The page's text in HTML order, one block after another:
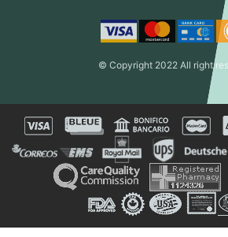
© Copyright 2022 All right